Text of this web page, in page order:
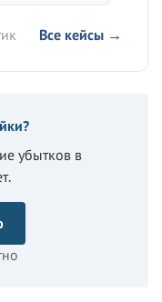
Все кейсы →
убытков в